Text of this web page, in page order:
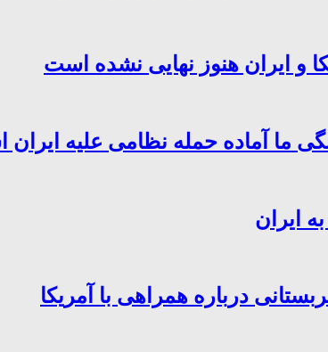
و ایران هنوز نهایی نشده است
ما آماده حمله نظامی علیه
ایران
درباره همراهی با آمریکا